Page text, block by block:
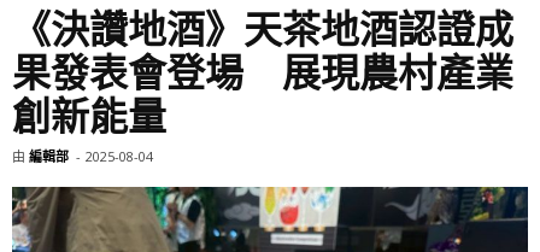
《決讚地酒》天茶地酒認證成
果發表會登場 展現農村產業
創新能量
由 編輯部 - 2025-08-04